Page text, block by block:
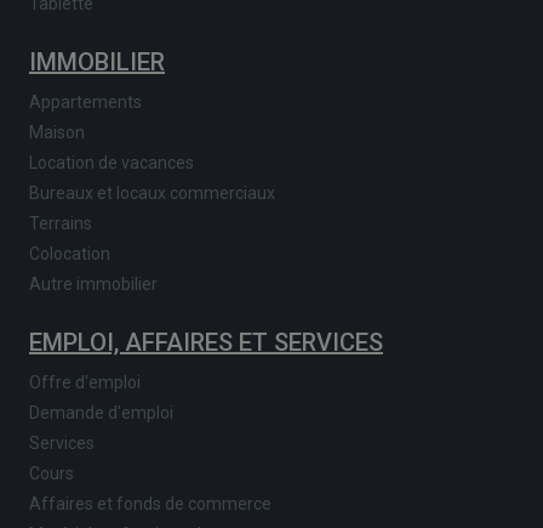
IMMOBILIER
Appartements
Maison
Location de vacances
Bureaux et locaux commerciaux
Terrains
Colocation
Autre immobilier
EMPLOI, AFFAIRES ET SERVICES
Offre d'emploi
Demande d'emploi
Services
Cours
Affaires et fonds de commerce